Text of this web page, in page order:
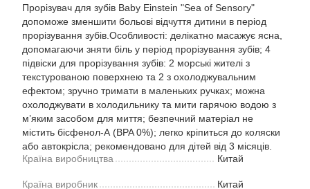
Прорізувач для зубів Baby Einstein "Sea of Sensory"
допоможе зменшити больові відчуття дитини в період
прорізування зубів.Особливості: делікатно масажує ясна,
допомагаючи зняти біль у період прорізування зубів; 4
підвіски для прорізування зубів: 2 морські жителі з
текстурованою поверхнею та 2 з охолоджувальним
ефектом; зручно тримати в маленьких ручках; можна
охолоджувати в холодильнику та мити гарячою водою з
м’яким засобом для миття; безпечний матеріал не
містить бісфенол-А (BPA 0%); легко кріпиться до коляски
або автокрісла; рекомендовано для дітей від 3 місяців.
Країна виробництва
Китай
Країна виробник Китай